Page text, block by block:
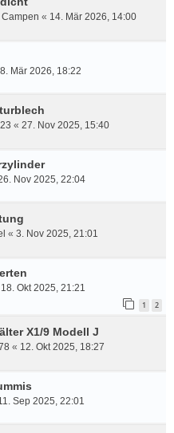
« 14. Mär 2026, 14:00
8. Mär 2026, 18:22
« 27. Nov 2025, 15:40
Nov 2025, 22:04
« 3. Nov 2025, 21:01
18. Okt 2025, 21:21
1 2
X1/9 Modell J
« 12. Okt 2025, 18:27
Sep 2025, 22:01